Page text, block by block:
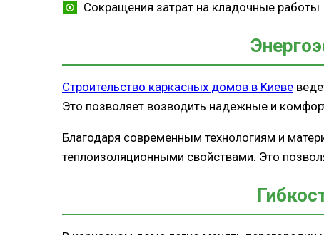
Сокращения затрат на кладочные работы
Строительство каркасных домов в Киеве
Это позволяет возводить надежные и
Благодаря современным технологиям и
теплоизоляционными свойствами. Это